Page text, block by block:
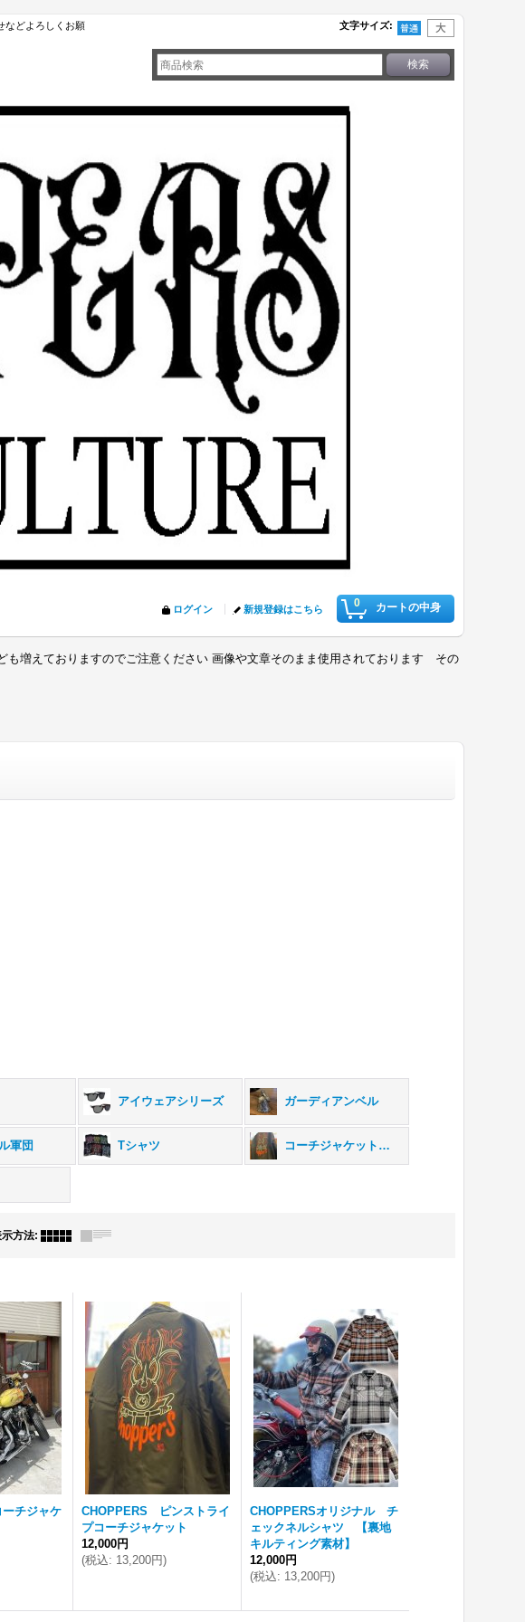
などよろしくお願
文字サイズ:
0 カートの中身
ログイン 新規登録はこちら
も増えておりますのでご注意ください 画像や文章そのまま使用されております その
アイウェアシリーズ ガーディアンベル
軍団 Tシャツ コーチジャケット・ネルシャツ・パーカー
方法:
チジャケ
CHOPPERS ピンストライ
プコーチジャケット
12,000円
(税込: 13,200円)
CHOPPERSオリジナル チ
ェックネルシャツ 【裏地
キルティング素材】
12,000円
(税込: 13,200円)